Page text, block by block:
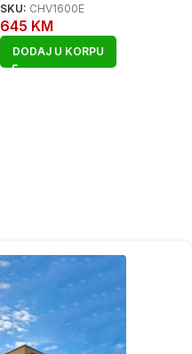
SKU: CHV1600E
645 KM
DODAJ U KORPU